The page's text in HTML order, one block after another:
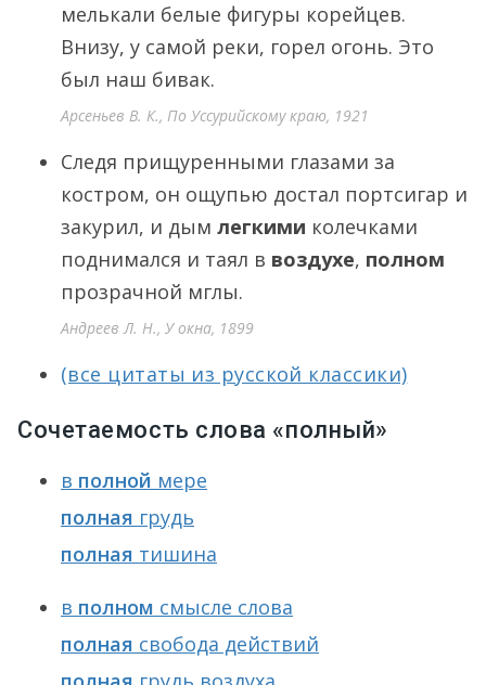
мелькали белые фигуры корейцев.
Внизу, у самой реки, горел огонь. Это
был наш бивак.
Арсеньев В. К., По Уссурийскому краю, 1921
Следя прищуренными глазами за
костром, он ощупью достал портсигар и
закурил, и дым легкими колечками
поднимался и таял в воздухе, полном
прозрачной мглы.
Андреев Л. Н., У окна, 1899
(все цитаты из русской классики)
Сочетаемость слова «полный»
в полной мере
полная грудь
полная тишина
в полном смысле слова
полная свобода действий